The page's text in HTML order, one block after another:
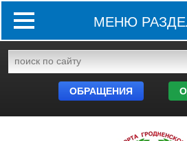
МЕНЮ
ОБРАЩЕНИЯ